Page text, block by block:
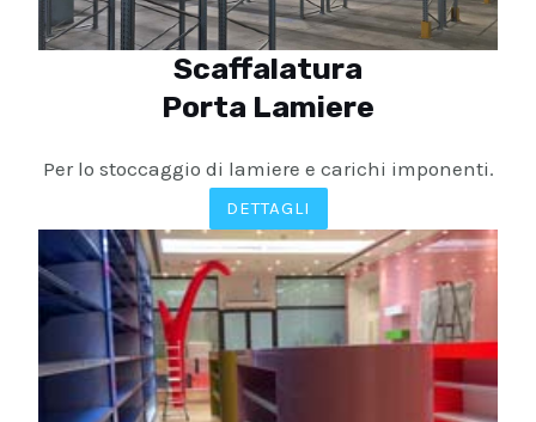
Scaffalatura
Porta Lamiere
Per lo stoccaggio di lamiere e carichi imponenti.
DETTAGLI